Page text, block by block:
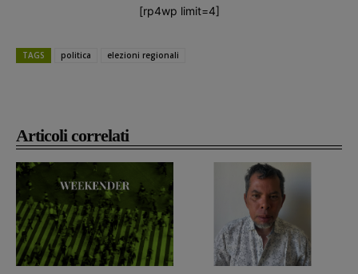
Articoli correlati
[rp4wp limit=4]
TAGS politica elezioni regionali